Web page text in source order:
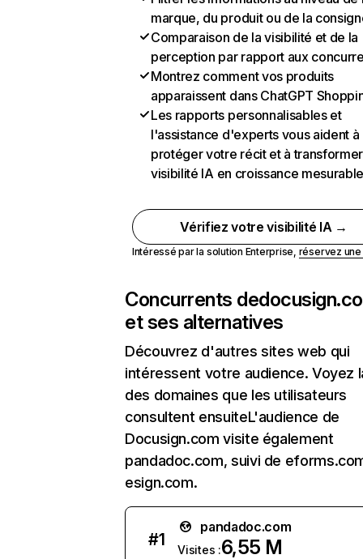
marque, du produit ou de la
Comparaison de la visibilité et de la
perception par rapport aux
Montrez comment vos produits
apparaissent dans ChatGPT
Les rapports personnalisables et
l'assistance d'experts vous aident à
protéger votre récit et à
visibilité IA en croissance
Vérifiez votre visibilité IA →
Intéressé par la solution Enterprise, réservez
Concurrents de
et ses alternatives
Découvrez d'autres sites web qui
intéressent votre audience. Voyez
des domaines que les utilisateurs
consultent ensuiteL'audience de
Docusign.com visite également
pandadoc.com, suivi de
esign.com.
#1
pandadoc.com
Visites :6,55 M